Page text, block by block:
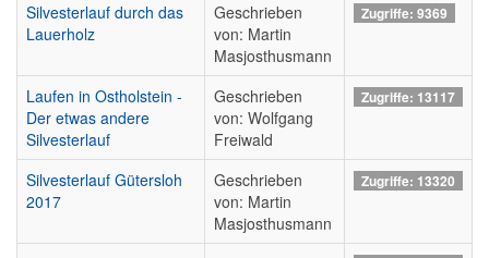
Silvesterlauf durch das
Lauerholz
Geschrieben
von: Martin
Masjosthusmann
Zugriffe: 9369
Laufen in Ostholstein -
Der etwas andere
Silvesterlauf
Geschrieben
von: Wolfgang
Freiwald
Zugriffe: 13117
Silvesterlauf Gütersloh
2017
Geschrieben
von: Martin
Masjosthusmann
Zugriffe: 13320